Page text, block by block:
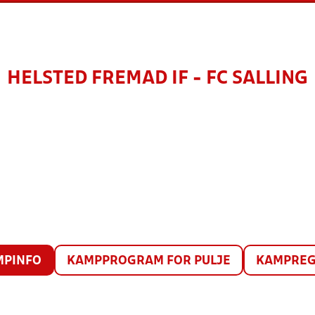
HELSTED FREMAD IF - FC SALLING
KAMPPROGRAM FOR PULJE